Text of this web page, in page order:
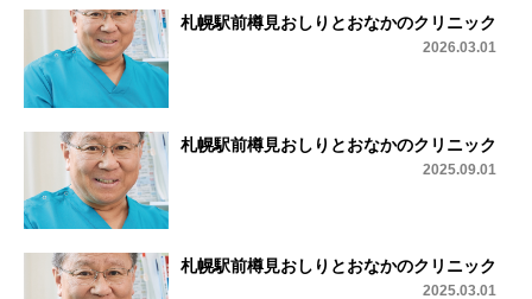
札幌駅前樽見おしりとおなかのクリニック
2026.03.01
札幌駅前樽見おしりとおなかのクリニック
2025.09.01
札幌駅前樽見おしりとおなかのクリニック
2025.03.01